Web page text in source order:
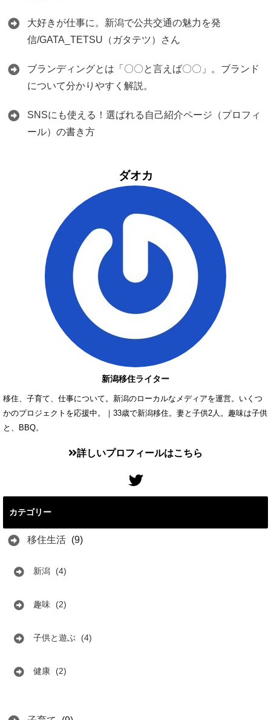
大好きが仕事に。新潟で公共交通の魅力を発
信/GATA_TETSU（ガタテツ）さん
ブランディングとは「〇〇と言えば〇〇」。ブランド
について分かりやすく解説。
SNSにも使える！選ばれる自己紹介ページ（プロフィ
ール）の書き方
ダオカ
新潟移住ライター
移住、子育て、仕事について。新潟のローカルなメディアを運営。いくつ
かのプロジェクトを応援中。｜33歳で新潟移住。妻と子供2人。趣味は子供
と、BBQ。
詳しいプロフィールはこちら
カテゴリー
移住生活 (9)
新潟 (4)
趣味 (2)
子供と遊ぶ (4)
健康 (2)